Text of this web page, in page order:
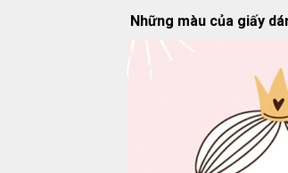
Những màu của giấy